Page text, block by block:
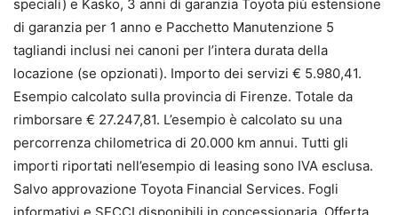
speciali) e Kasko, 3 anni di garanzia Toyota più estensione
di garanzia per 1 anno e Pacchetto Manutenzione 5
tagliandi inclusi nei canoni per l’intera durata della
locazione (se opzionati). Importo dei servizi € 5.980,41.
Esempio calcolato sulla provincia di Firenze. Totale da
rimborsare € 27.247,81. L’esempio è calcolato su una
percorrenza chilometrica di 20.000 km annui. Tutti gli
importi riportati nell’esempio di leasing sono IVA esclusa.
Salvo approvazione Toyota Financial Services. Fogli